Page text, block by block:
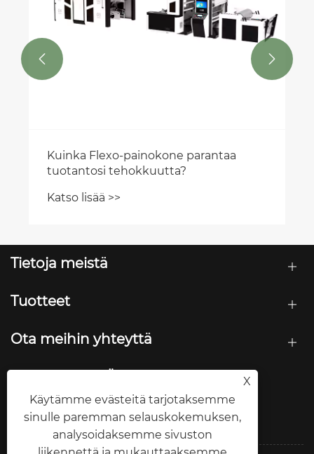
 
Tietoja meistä
Tuotteet
Ota meihin yhteyttä
X
Käytämme evästeitä tarjotaksemme
sinulle paremman selauskokemuksen,
analysoidaksemme sivuston